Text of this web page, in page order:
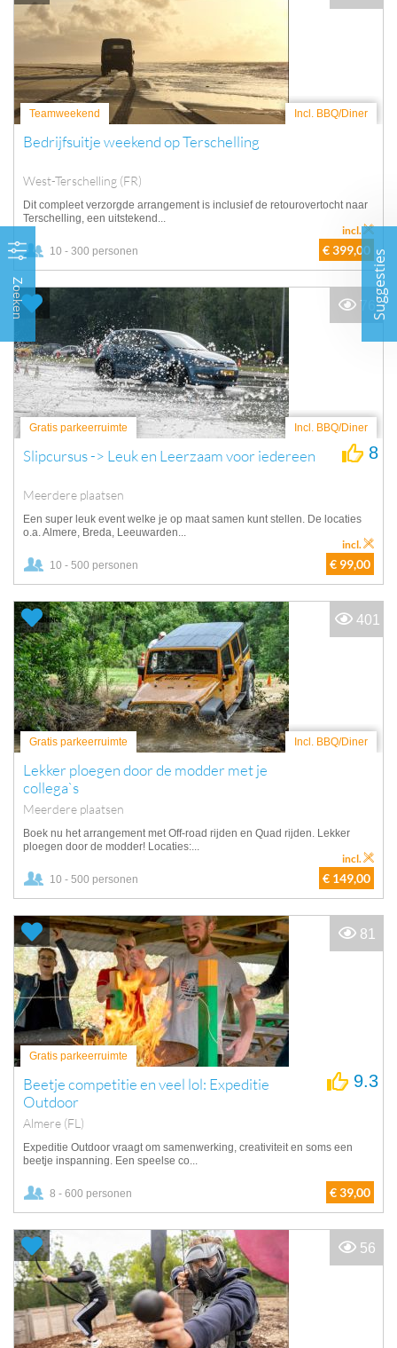
Zoeken
Teamweekend Incl. BBQ/Diner
Bedrijfsuitje weekend op Terschelling
West-Terschelling (FR)
Dit compleet verzorgde arrangement is inclusief de retourovertocht naar
Terschelling, een uitstekend...
10 - 300 personen € 399,00
incl.
Gratis parkeerruimte Incl. BBQ/Diner
Slipcursus -> Leuk en Leerzaam voor iedereen
Meerdere plaatsen
8
Een super leuk event welke je op maat samen kunt stellen. De locaties
o.a. Almere, Breda, Leeuwarden...
10 - 500 personen € 99,00
incl.
76
Gratis parkeerruimte Incl. BBQ/Diner
Lekker ploegen door de modder met je
collega`s
Meerdere plaatsen
Boek nu het arrangement met Off-road rijden en Quad rijden. Lekker
ploegen door de modder! Locaties:...
10 - 500 personen € 149,00
incl.
401
Gratis parkeerruimte
Beetje competitie en veel lol: Expeditie
Outdoor
Almere (FL)
9.3
Expeditie Outdoor vraagt om samenwerking, creativiteit en soms een
beetje inspanning. Een speelse co...
8 - 600 personen € 39,00
81
56
Suggesties